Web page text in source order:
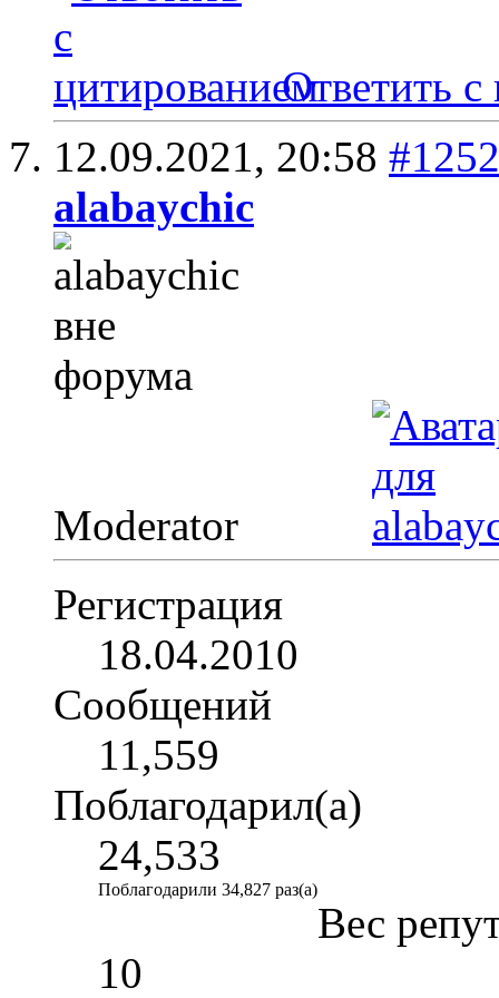
Ответить с
12.09.2021, 20:58
alabaychic
Moderator
Регистрация
18.04.2010
Сообщений
11,559
Поблагодарил(а)
24,533
Поблагодарили 34,827 раз(а)
Вес
10